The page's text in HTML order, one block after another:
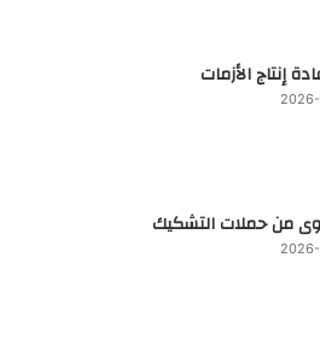
إنتاج الأزمات
من حملات التشكيك